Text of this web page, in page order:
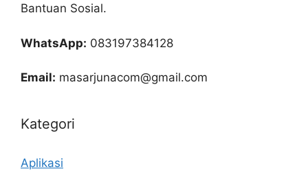
Bantuan Sosial.
WhatsApp: 083197384128
Email: masarjunacom@gmail.com
Kategori
Aplikasi